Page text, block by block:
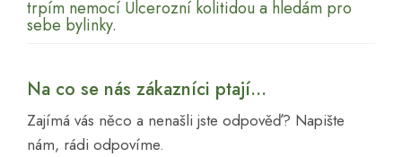
trpím nemocí Ulcerozní kolitidou a hledám pro
sebe bylinky.
Na co se nás zákazníci ptají...
Zajímá vás něco a nenašli jste odpověď? Napište
nám, rádi odpovíme.